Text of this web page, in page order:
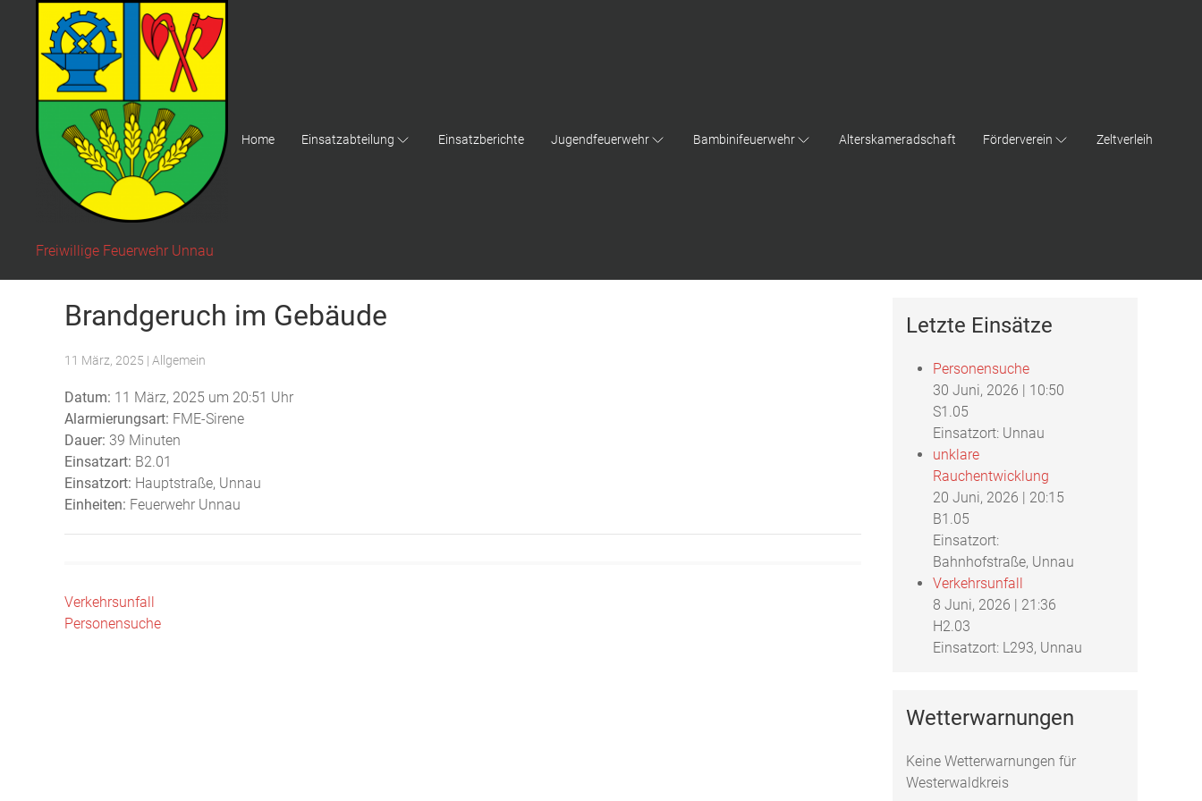
Freiwillige Feuerwehr Unnau
Home Einsatzabteilung Einsatzberichte Jugendfeuerwehr Bambinifeuerwehr Alterskameradschaft Förderverein Zeltverleih
Brandgeruch im Gebäude
11 März, 2025 | Allgemein
Datum: 11 März, 2025 um 20:51 Uhr
Alarmierungsart: FME-Sirene
Dauer: 39 Minuten
Einsatzart: B2.01
Einsatzort: Hauptstraße, Unnau
Einheiten: Feuerwehr Unnau
Beitragsnavigation
Verkehrsunfall
Personensuche
Letzte Einsätze
Personensuche
30 Juni, 2026 | 10:50
S1.05
Einsatzort: Unnau
unklare
Rauchentwicklung
20 Juni, 2026 | 20:15
B1.05
Einsatzort:
Bahnhofstraße, Unnau
Verkehrsunfall
8 Juni, 2026 | 21:36
H2.03
Einsatzort: L293, Unnau
Wetterwarnungen
Keine Wetterwarnungen für
Westerwaldkreis